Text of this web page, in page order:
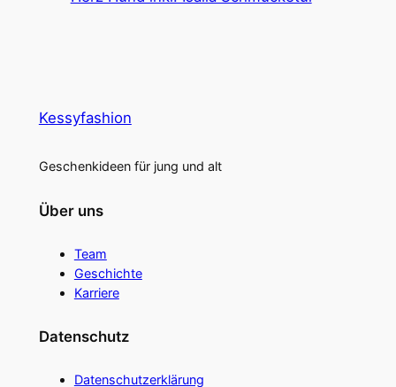
Kessyfashion
Geschenkideen für jung und alt
Über uns
Team
Geschichte
Karriere
Datenschutz
Datenschutzerklärung